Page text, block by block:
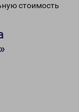
стоимость